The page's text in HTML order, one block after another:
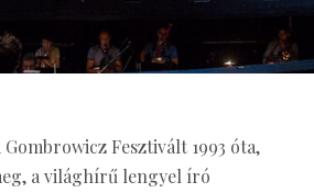
Fesztivált 1993 óta,
a világhírű lengyel író